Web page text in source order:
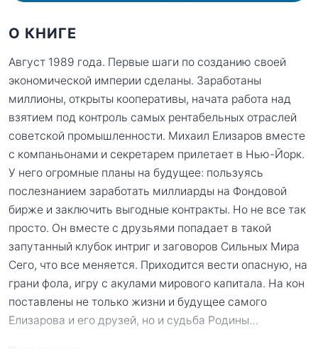
О КНИГЕ
Август 1989 года. Первые шаги по созданию своей
экономической империи сделаны. Заработаны
миллионы, открыты кооперативы, начата работа над
взятием под контроль самых рентабельных отраслей
советской промышленности. Михаил Елизаров вместе
с компаньонами и секретарем прилетает в Нью-Йорк.
У него огромные планы на будущее: пользуясь
послезнанием заработать миллиарды на Фондовой
бирже и заключить выгодные контракты. Но не все так
просто. Он вместе с друзьями попадает в такой
запутанный клубок интриг и заговоров Сильных Мира
Сего, что все меняется. Приходится вести опасную, на
грани фола, игру с акулами мирового капитала. На кон
поставлены не только жизни и будущее самого
Елизарова и его друзей, но и судьба Родины…